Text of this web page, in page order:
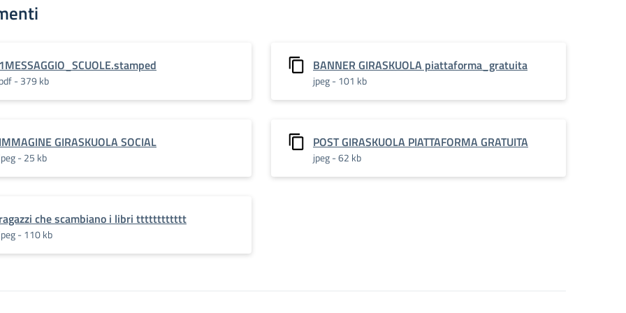
- 379 kb
BANNER GIRASKUOLA piattaforma_gratuita
jpeg - 101 kb
GIRASKUOLA SOCIAL
- 25 kb
POST GIRASKUOLA PIATTAFORMA GRATUITA
jpeg - 62 kb
che scambiano i libri tttttttttttt
- 110 kb